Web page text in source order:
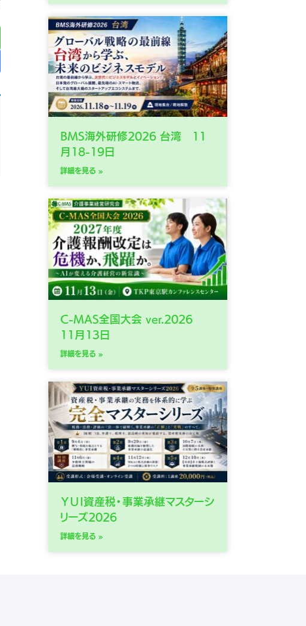
BMS海外研修2026 台湾 11
月18-19日
詳細を見る »
C-MAS全国大会 ver.2026
11月13日
詳細を見る »
ＹＵＩ資産税・事業承継マスターシ
リーズ2026
詳細を見る »